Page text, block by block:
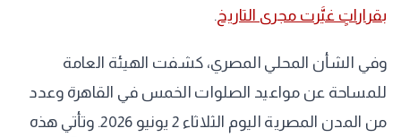
بقراراتٍ غيَّرت مجرى التاريخ.
وفي الشأن المحلي المصري، كشفت الهيئة العامة
للمساحة عن مواعيد الصلوات الخمس في القاهرة وعدد
من المدن المصرية اليوم الثلاثاء 2 يونيو 2026. وتأتي هذه